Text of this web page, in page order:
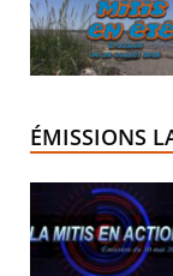
ÉMISSIONS